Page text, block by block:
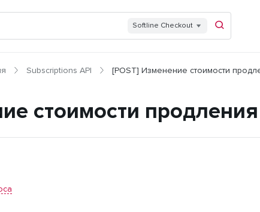
Softline Checkout
Subscriptions API [POST] Изменение стоимости
стоимости